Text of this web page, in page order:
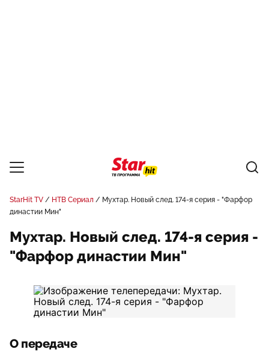
StarHit TV НТВ Сериал
Мухтар. Новый след. 174-я серия - "Фарфор
династии Мин"
Мухтар. Новый след. 174-я серия -
"Фарфор династии Мин"
О передаче